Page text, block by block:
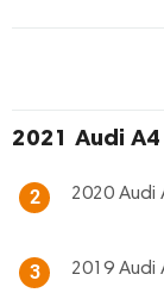
2021 Audi
2 2020 Audi
3 2019 Audi